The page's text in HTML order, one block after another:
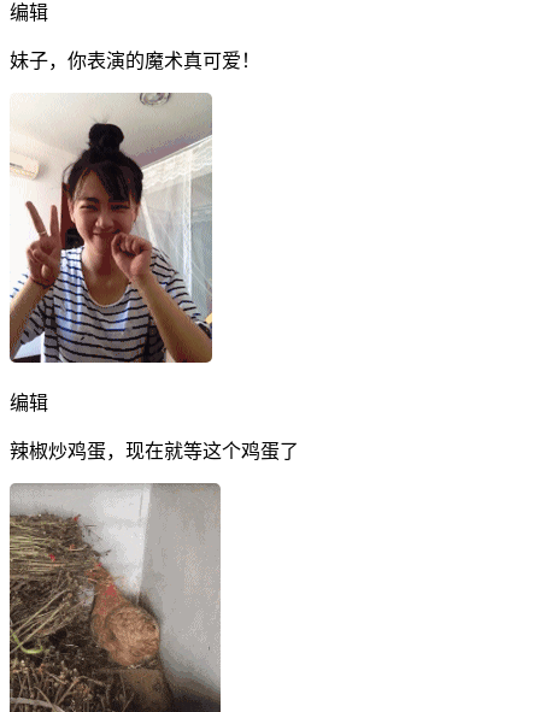
编辑
妹子，你表演的魔术真可爱！
编辑
辣椒炒鸡蛋，现在就等这个鸡蛋了